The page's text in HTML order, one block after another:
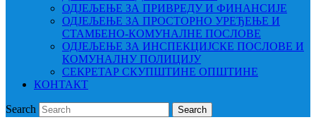
ОДЈЕЉЕЊЕ ЗА ПРИВРЕДУ И ФИНАНСИЈЕ
ОДЈЕЉЕЊЕ ЗА ПРОСТОРНО УРЕЂЕЊЕ И
СТАМБЕНО-КОМУНАЛНЕ ПОСЛОВЕ
ОДЈЕЉЕЊЕ ЗА ИНСПЕКЦИЈСКЕ ПОСЛОВЕ И
КОМУНАЛНУ ПОЛИЦИЈУ
СЕКРЕТАР СКУПШТИНЕ ОПШТИНЕ
КОНТАКТ
Search Search